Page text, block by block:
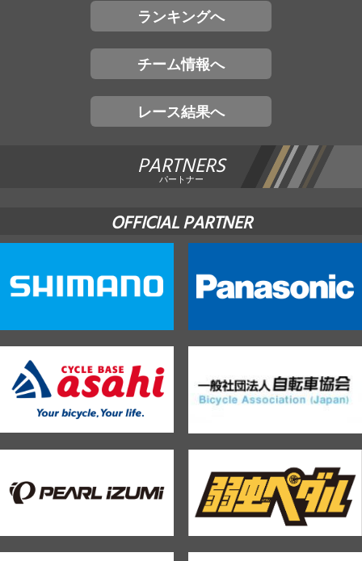
ランキングへ
チーム情報へ
レース結果へ
PARTNERS
パートナー
OFFICIAL PARTNER